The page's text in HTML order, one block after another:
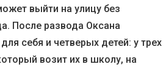
выйти на улицу без
После развода Оксана
себя и четверых детей: у трех
возит их в школу, на